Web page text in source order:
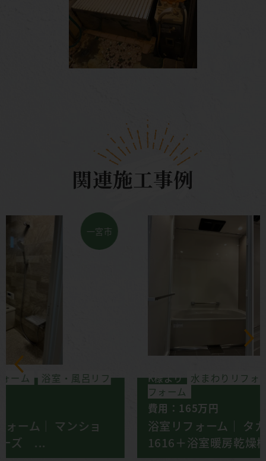
関連施工事例
一宮市
K様より 水まわりリフォーム
浴室・風呂リ
浴室リフォーム｜ タカラグランスパ
1616＋浴室暖房乾燥機（...